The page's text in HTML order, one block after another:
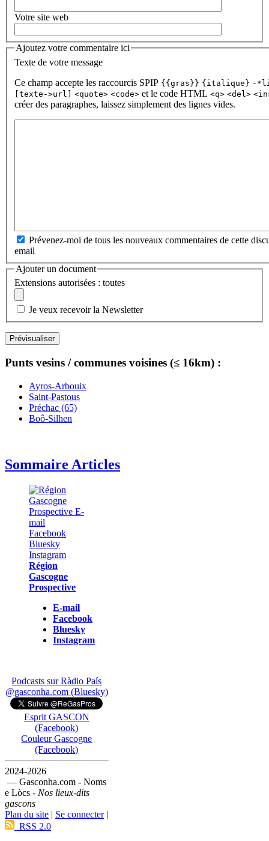
Votre site web
Ajoutez votre commentaire ici
Texte de votre message
Ce champ accepte les raccourcis SPIP {{gras}} {italique} -
[texte->url] <quote> <code> et le code HTML <q> <del>
créer des paragraphes, laissez simplement des lignes vides.
Prévenez-moi de tous les nouveaux commentaires de cette
email
Ajouter un document
Extensions autorisées : toutes
Je veux recevoir la Newsletter
Punts vesins / communes voisines (≤ 16km) :
Ayros-Arbouix
Saint-Pastous
Préchac (65)
Boô-Silhen
Sommaire Articles
Région
Gascogne
Prospective
E-mail
Facebook
Bluesky
Instagram
Podcasts sur Ràdio País
@gasconha.com (Bluesky)
Esprit GASCON
(Facebook)
Couleur Gascogne
(Facebook)
2024-2026
— Gasconha.com - Noms
e Lòcs - Nos lieux-dits
gascons
Plan du site | Se connecter|
RSS 2.0